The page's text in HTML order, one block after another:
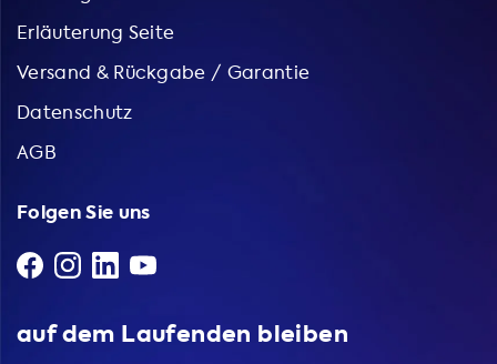
Erläuterung Seite
Versand & Rückgabe / Garantie
Datenschutz
AGB
Folgen Sie uns
auf dem Laufenden bleiben